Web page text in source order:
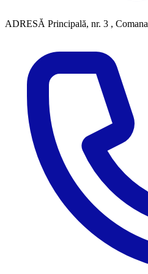
ADRESĂ Principală, nr. 3 , Comana